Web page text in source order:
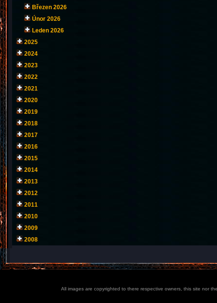
Březen 2026
Únor 2026
Leden 2026
2025
2024
2023
2022
2021
2020
2019
2018
2017
2016
2015
2014
2013
2012
2011
2010
2009
2008
All images are copyrighted to there respective owners, this site nor